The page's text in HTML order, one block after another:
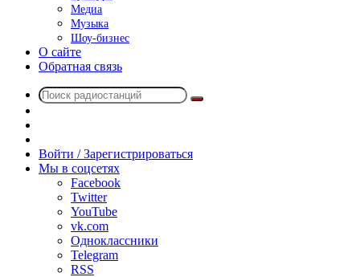
Медиа
Музыка
Шоу-бизнес
О сайте
Обратная связь
Поиск
радио
Войти / Зарегистрироваться
Мы в соцсетях
Facebook
Twitter
YouTube
vk.com
Одноклассники
Telegram
RSS